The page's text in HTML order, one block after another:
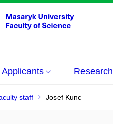
Applicants Research
staff Josef Kunc